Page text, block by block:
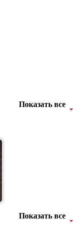
Показать все
Показать все